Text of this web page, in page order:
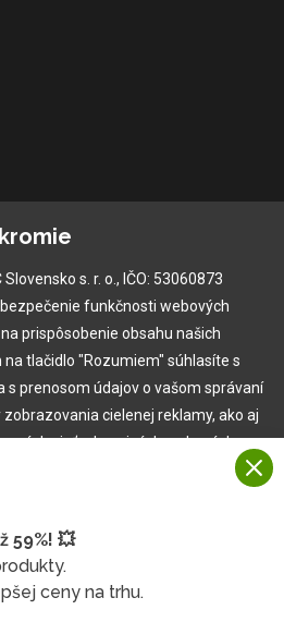
59%! 💥
ceny na trhu.
s. r. o., IČO: 53060873
funkčnosti webových
prispôsobenie obsahu našich
tlačidlo "Rozumiem" súhlasíte s
s prenosom údajov o vašom správaní
cielenej reklamy, ako aj
sieťach na iných webových
používame niekoľko kategórií
Rozumiem